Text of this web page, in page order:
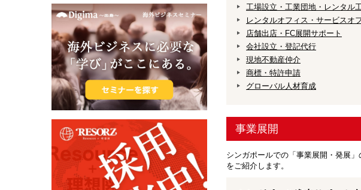
工場設立・工業団地・レンタル
レンタルオフィス・サービスオ
店舗出店・FC展開サポート
会社設立・登記代行
現地不動産仲介
商標・特許申請
グローバル人材育成
事業展開
シンガポールでの「事業展開・発展
をご紹介します。